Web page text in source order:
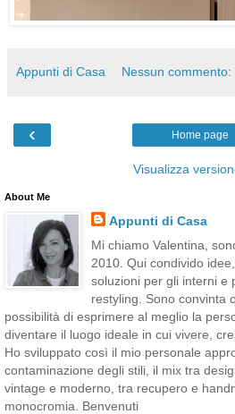
Appunti di Casa Nessun commento:
‹ Home page
Visualizza
About Me
Appunti di Casa
Mi chiamo Valentina,
2010. Qui condivido
soluzioni per gli interni e
restyling. Sono convinta
possibilità di esprimere al meglio la
diventare il luogo ideale in cui vivere,
Ho sviluppato così il mio personale
contaminazione degli stili, il mix tra
vintage e moderno, tra recupero e
monocromia. Benvenuti